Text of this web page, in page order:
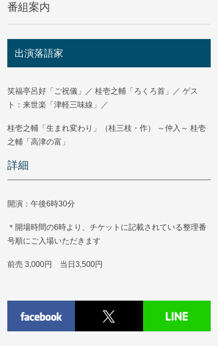
番組案内
出演落語家
笑福亭呂好「ご祝儀」／ 桂壱之輔「ろくろ首」／ ゲス
ト：来世楽「津軽三味線」／
桂壱之輔「生まれ変わり」（桂三枝・作） ～仲入～ 桂壱
之輔「高津の富」
詳細
開演：午後6時30分
＊開場時間の6時より、チケットに記載されている整理番
号順にご入場いただきます
前売 3,000円 当日3,500円